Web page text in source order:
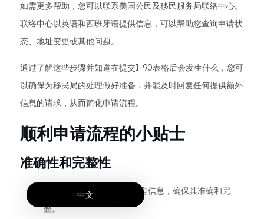
如需更多帮助，您可以联系美国公民及移民服务局联络中心。
联络中心以英语和西班牙语提供信息，可以帮助您查询申请状
态、地址变更或其他问题。
通过了解这些步骤并知道在提交I-90表格后会发生什么，您可
以确保为移民局的处理做好准备，并能及时回复任何提供额外
信息的请求，从而简化申请流程。
顺利申请流程的小贴士
准确性和完整性
仔细查看 I-90 表格上的所有信息，确保其准确和完
整。
中文